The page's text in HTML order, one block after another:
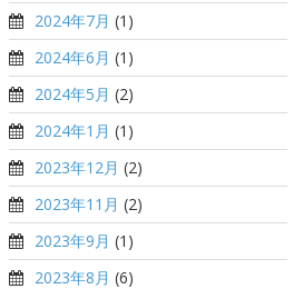
2024年7月 (1)
2024年6月 (1)
2024年5月 (2)
2024年1月 (1)
2023年12月 (2)
2023年11月 (2)
2023年9月 (1)
2023年8月 (6)